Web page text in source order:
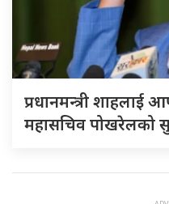
प्रधानमन्त्री शाहलाई
महासचिव पोखरेलको